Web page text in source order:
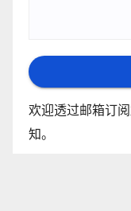
欢迎透过邮箱订
知。